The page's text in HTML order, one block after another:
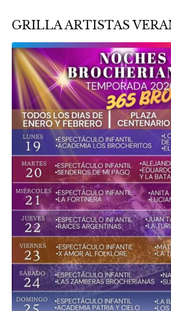
GRILLA ARTISTAS